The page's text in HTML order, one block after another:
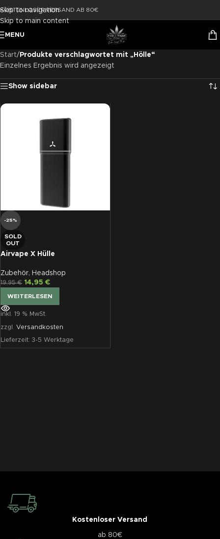
Skip to navigation
Skip to main content
KOSTENLOSER VERSAND AB 80€
MENU
Start/ Produkte verschlagwortet mit „Hölle“
Einzelnes Ergebnis wird angezeigt
Show sidebar
-25%
SOLD
OUT
Airvape X Hülle
Zubehör, Headshop
19,95€ 14,95 €
WEITERLESEN
inkl. 19 % MwSt.
zzgl. Versandkosten
Lieferzeit: 3-5 Werktage
Kostenloser Versand
ab 80€